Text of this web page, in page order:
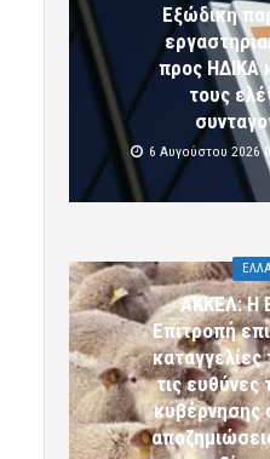
Εξώδικη
προς ΗΔΙΚΑ
τους
6 Αυγούστου 2026
ΑΚΚΕΛ: Η
Επιτροπή
τις ευθύνες
κυβέρνησης